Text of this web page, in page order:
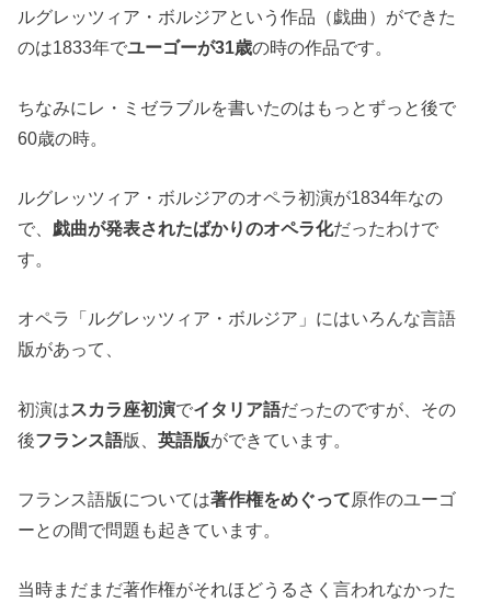
ルグレッツィア・ボルジアという作品（戯曲）ができた
のは1833年でユーゴーが31歳の時の作品です。
ちなみにレ・ミゼラブルを書いたのはもっとずっと後で
60歳の時。
ルグレッツィア・ボルジアのオペラ初演が1834年なの
で、 戯曲が発表されたばかりのオペラ化だったわけで
す。
オペラ「ルグレッツィア・ボルジア」にはいろんな言語
版があって、
初演はスカラ座初演でイタリア語だったのですが、その
後フランス語版、英語版ができています。
フランス語版については著作権をめぐって原作のユーゴ
ーとの間で問題も起きています。
当時まだまだ著作権がそれほどうるさく言われなかった